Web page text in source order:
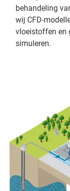
behandeling
wij CFD-
vloeistoffen en
simuleren.